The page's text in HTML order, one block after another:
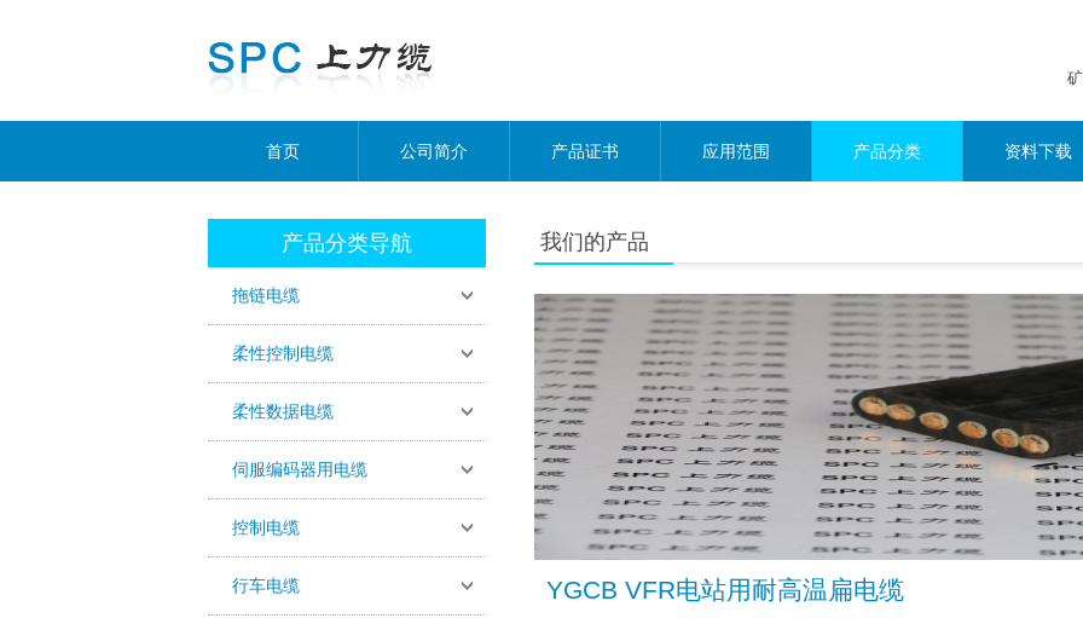
首页 公司简介 产品证书 应用范围 产品分类 资料下载
产品分类导航
拖链电缆
柔性控制电缆
柔性数据电缆
伺服编码器用电缆
控制电缆
行车电缆
我们的产品
​YGCB VFR电站用耐高温扁电缆